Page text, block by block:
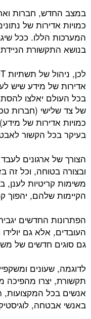
במצב החדש, חברות
כמויות אדירות של
המערכות הללו. ככל
בנושא התקשורת
אדירות של מידע שיש
בכל העולם יאלצו
של צד שלישי (חברות
כמויות אדירות של
בעיקר בכל הקשור
הצורך של ארגונים
ובצורה בטוחה, וכל
הקיימות שלהם, יהפוך
הפתרונות החדשים
העובדים, אלא גם
גם סוגים חדשים של
לדוגמה, שעונים
תקשורת, יצרו
אנשים בכל המקצועות,
באנשי אבטחה,